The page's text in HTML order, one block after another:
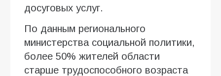
досуговых услуг.
По данным регионального
министерства социальной политики,
более 50% жителей области
старше трудоспособного возраста